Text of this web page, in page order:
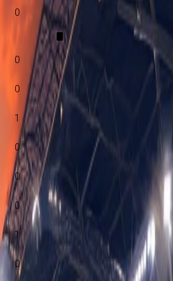
0
0
0
1
0
0
0
1
0